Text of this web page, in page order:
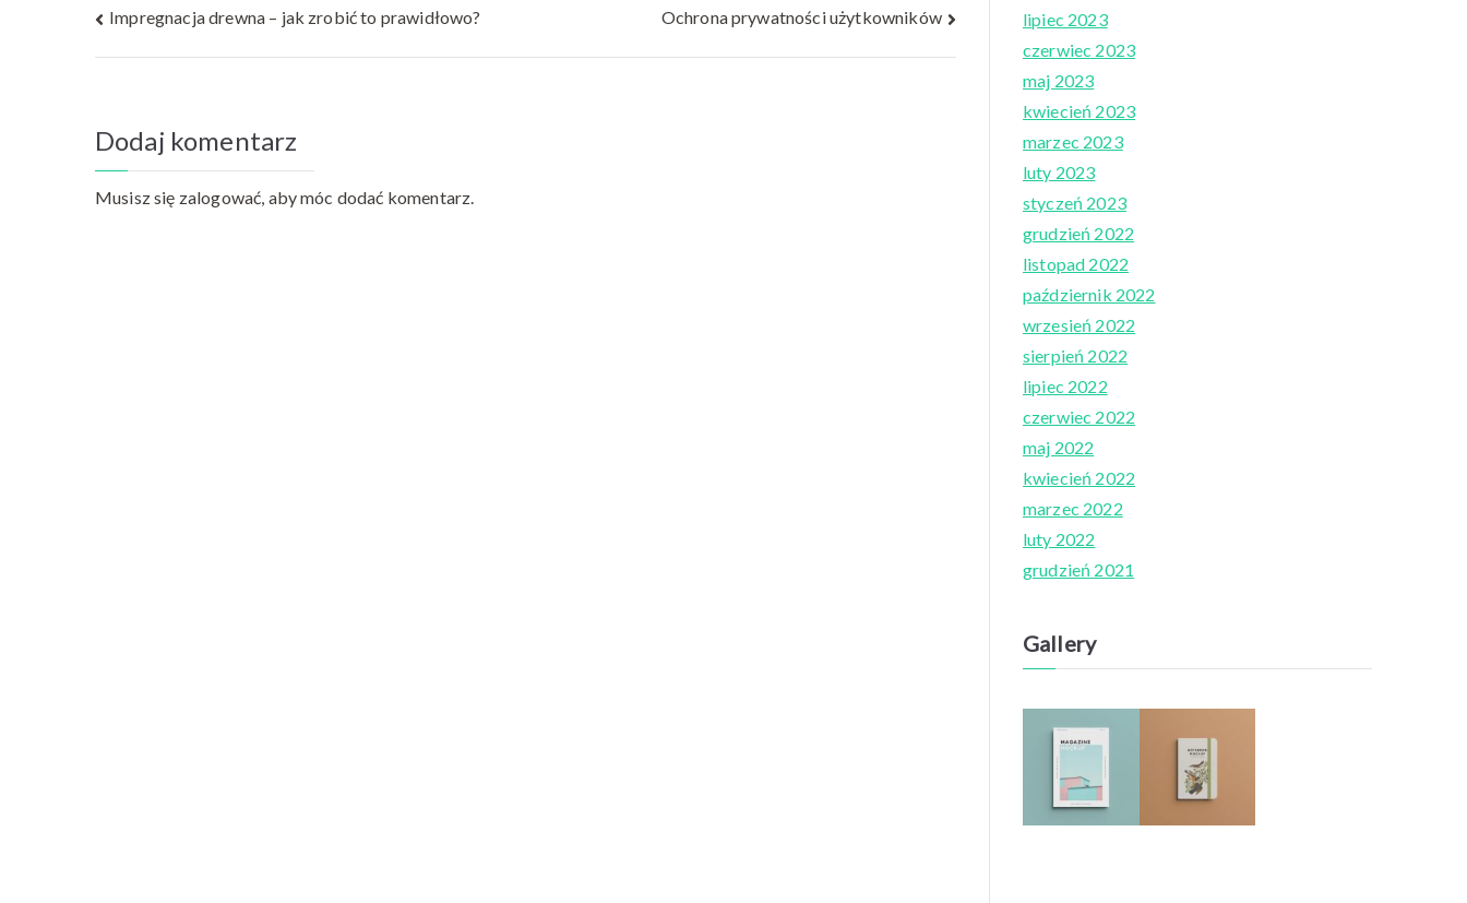
Nawigacja
wpisu
Impregnacja drewna – jak zrobić to prawidłowo? Ochrona prywatności użytkowników
Dodaj komentarz
Musisz się zalogować, aby móc dodać komentarz.
lipiec 2023
czerwiec 2023
maj 2023
kwiecień 2023
marzec 2023
luty 2023
styczeń 2023
grudzień 2022
listopad 2022
październik 2022
wrzesień 2022
sierpień 2022
lipiec 2022
czerwiec 2022
maj 2022
kwiecień 2022
marzec 2022
luty 2022
grudzień 2021
Gallery